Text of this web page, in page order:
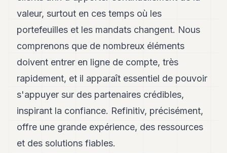
valeur, surtout en ces temps où les
portefeuilles et les mandats changent. Nous
comprenons que de nombreux éléments
doivent entrer en ligne de compte, très
rapidement, et il apparaît essentiel de pouvoir
s'appuyer sur des partenaires crédibles,
inspirant la confiance. Refinitiv, précisément,
offre une grande expérience, des ressources
et des solutions fiables.